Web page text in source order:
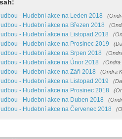
- Hudební akce na Leden 2018
- Hudební akce na Březen 2018
- Hudební akce na Listopad 2018
- Hudební akce na Prosinec 2019
- Hudební akce na Srpen 2018
- Hudební akce na Únor 2018 (Ondra
- Hudební akce na Září 2018 (Ondra
- Hudební akce na Listopad 2019
- Hudební akce na Prosinec 2018
- Hudební akce na Duben 2018
- Hudební akce na Červenec 2018